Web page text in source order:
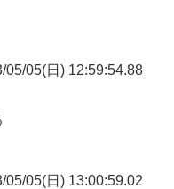
05/05(日) 12:59:54.88
05/05(日) 13:00:59.02